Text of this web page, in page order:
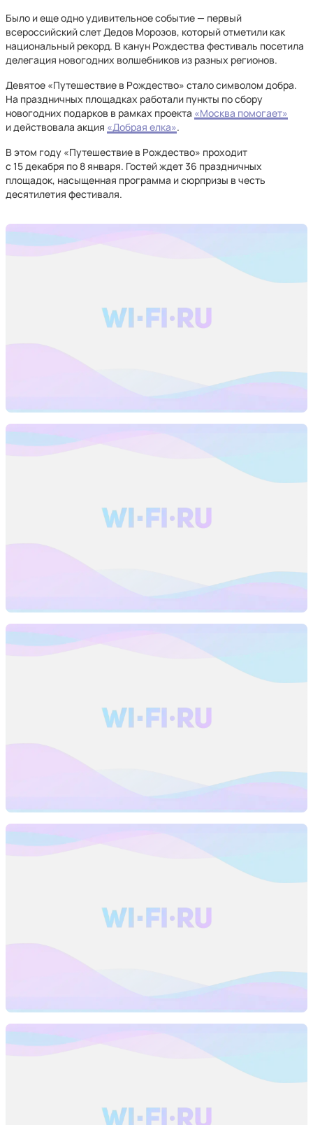
Было и еще одно удивительное событие — первый
всероссийский слет Дедов Морозов, который отметили как
национальный рекорд. В канун Рождества фестиваль посетила
делегация новогодних волшебников из разных регионов.
Девятое «Путешествие в Рождество» стало символом добра.
На праздничных площадках работали пункты по сбору
новогодних подарков в рамках проекта «Москва помогает»
и действовала акция «Добрая елка».
В этом году «Путешествие в Рождество» проходит
с 15 декабря по 8 января. Гостей ждет 36 праздничных
площадок, насыщенная программа и сюрпризы в честь
десятилетия фестиваля.